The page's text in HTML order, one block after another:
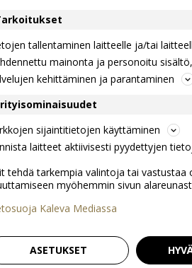
Home
tallentaminen laitteelle ja/tai
mainonta ja personoitu
kehittäminen ja parantaminen
sijaintitietojen käyttäminen
laitteet aktiivisesti pyydettyjen
tehdä tarkempia valintoja tai vastustaa
myöhemmin sivun
Kaleva Mediassa
ASETUKSET